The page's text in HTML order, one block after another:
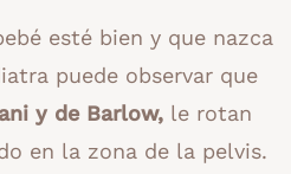
esté bien y que nazca
puede observar que
y de Barlow, le rotan
en la zona de la pelvis.